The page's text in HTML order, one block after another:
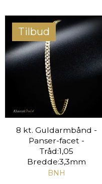
Tilbud
8 kt. Guldarmbånd -
Panser-facet -
Tråd:1,05
Bredde:3,3mm
BNH